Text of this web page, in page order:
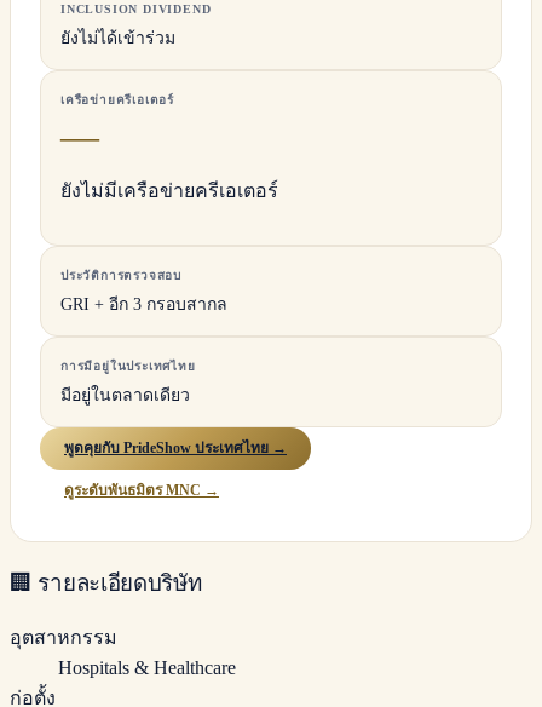
INCLUSION DIVIDEND
ยังไม่ได้เข้าร่วม
เครือข่ายครีเอเตอร์
—
ยังไม่มีเครือข่ายครีเอเตอร์
ประวัติการตรวจสอบ
GRI + อีก 3 กรอบสากล
การมีอยู่ในประเทศไทย
มีอยู่ในตลาดเดียว
พูดคุยกับ PrideShow ประเทศไทย →
ดูระดับพันธมิตร MNC →
🏢 รายละเอียดบริษัท
อุตสาหกรรม
Hospitals & Healthcare
ก่อตั้ง